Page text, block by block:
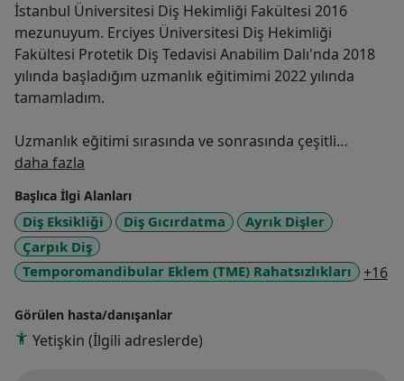
İstanbul Üniversitesi Diş Hekimliği Fakültesi 2016
mezunuyum. Erciyes Üniversitesi Diş Hekimliği
Fakültesi Protetik Diş Tedavisi Anabilim Dalı'nda 2018
yılında başladığım uzmanlık eğitimimi 2022 yılında
tamamladım.
Uzmanlık eğitimi sırasında ve sonrasında çeşitli
eğitimler, seminerler ve kongrelere katıldım.
Uzmanlığımı ''Farklı Voltajlarla Anodize Edilmiş
Dayanak Vidalarının Geri Çıkarma Torklarının
Değerlendirilmesi: İn Vitro Çalışma'' isimli tezimi
sunarak tamamladım.
gülüş tasarımı, zirkonyum ve e-max kaplama, laminate
veneerler, inley ve onley ile ilgilenmekteyim. Estetik
daha fazla
Başlıca İlgi Alanları
Diş Eksikliği Diş Gıcırdatma
Ayrık Dişler
Çarpık Diş
Temporomandibular Eklem (TME) Rahatsızlıkları
+16
Görülen hasta/danışanlar
Yetişkin (İlgili adreslerde)